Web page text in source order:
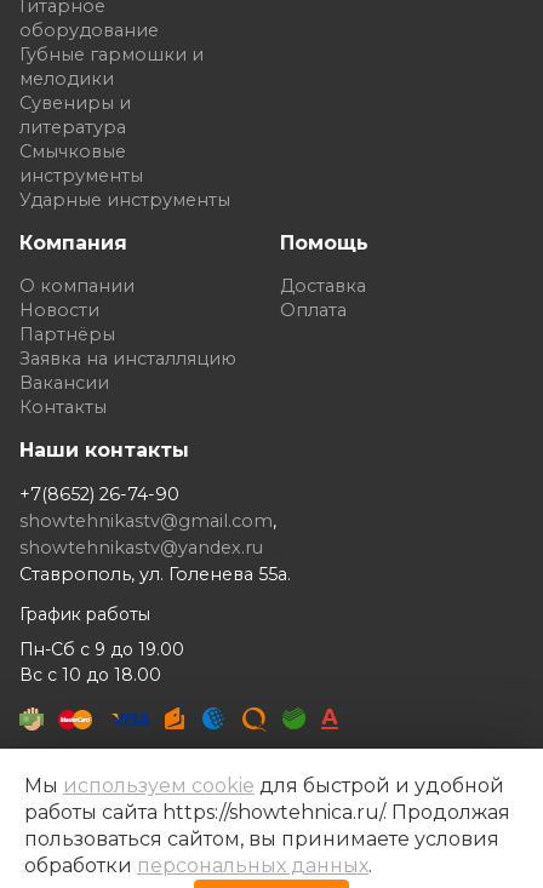
Гитарное
оборудование
Губные гармошки и
мелодики
Сувениры и
литература
Смычковые
инструменты
Ударные инструменты
Компания
О компании
Новости
Партнёры
Заявка на инсталляцию
Вакансии
Контакты
Помощь
Доставка
Оплата
Наши контакты
+7(8652) 26-74-90
showtehnikastv@gmail.com,
showtehnikastv@yandex.ru
Ставрополь, ул. Голенева 55а.
График работы
Пн-Сб с 9 до 19.00
Вс с 10 до 18.00
Шоутехника © 2014- 2026
Разработка сайта —Рекламный контент
Мы используем cookie для быстрой и удобной
работы сайта https://showtehnica.ru/. Продолжая
пользоваться сайтом, вы принимаете условия
обработки персональных данных.